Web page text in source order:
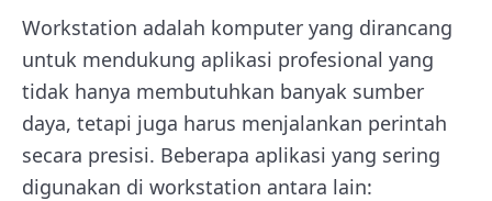
Workstation adalah komputer yang dirancang
untuk mendukung aplikasi profesional yang
tidak hanya membutuhkan banyak sumber
daya, tetapi juga harus menjalankan perintah
secara presisi. Beberapa aplikasi yang sering
digunakan di workstation antara lain: